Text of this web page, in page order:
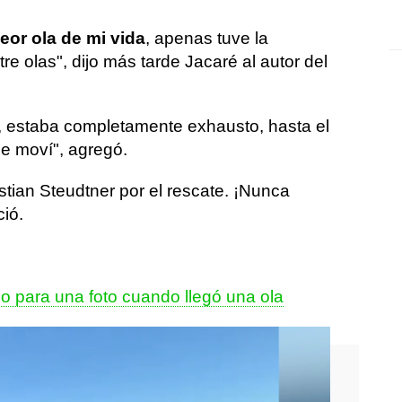
ola de mi vida, apenas tuve la
olas", dijo más tarde Jacaré al autor del
completamente exhausto, hasta el
moví", agregó.
Steudtner por el rescate. ¡Nunca
para una foto cuando llegó una ola